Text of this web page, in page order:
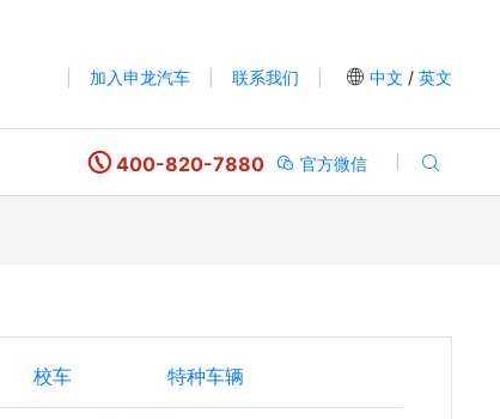
加入申龙汽车 联系我们 中文 / 英文
400-820-7880 官方微信
校车 特种车辆